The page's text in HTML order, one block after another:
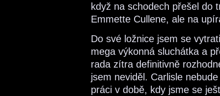
když na schodech přešel do
Emmette Cullene, ale na
Do své ložnice jsem se
mega výkonná sluchátka a
rada zítra definitivně
jsem neviděl. Carlisle
práci v době, kdy jsme se